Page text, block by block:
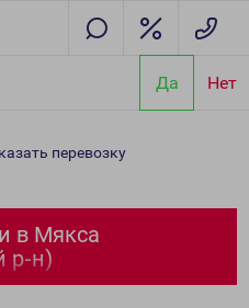
Да Нет
перевозку
в Мякса
р-н)